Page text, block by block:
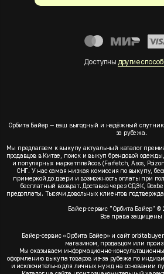
Доступны другие
Орбита Байер — ваш выгодный и надёжный спутник
за рубежа.
Мы предлагаем к выкупу актуальный каталог
продавцов в Китае, поиск и выкуп брендовой
и популярных маркетплейсов (Farfetch, Asos,
СНГ. У нас самая низкая комиссия по выкупу,
примеркой до двери и возможность оплаты при
бесплатный возврат. Доставка через СДЭК,
предоплаты. Тысячи довольных клиентов
Байер-сервис "Орбита Байер" ©
Все права защищены
Байер-сервис «Орбита Байер» и сайт
магазином, продавцом или
Мы оказываем информационно-
оформлению выкупа товаров из-за рубежа по
и исключительно для личных нужд на основании